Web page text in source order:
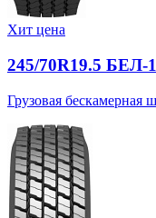
Хит цена
245/70R19.5 БЕЛ-
Грузовая бескамерная